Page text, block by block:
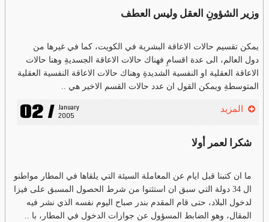
وزير الشؤونِِ العقل وليس العطف
يمكن تقسيم حالات الاعاقة البشرية في الكويت، كما في غيرها من
دول العالم، الى عدة اقسامِ فهناك حالات الاعاقة الجسديةِ وهنا حالات
الاعاقة العقلية او النفسية الشديدةِ وهناك حالات الاعاقة النفسية العقلية
المتوسطةِ ويمكن القول ان عدد حالات القسم الاخير هي ..
02 / January
2005
المزيد
شكرا لعمر أولا
ما ان كتبنا قبل ايام عن المعاملة السيئة التي يلقاها في المطار مواطنو
ال 34 دولة التي سبق ان استثنوا من شرط الحصول المسبق على فيزا
لدخول البلاد، حتى قام المقدم بندر صباح اليوم نفسه الذي نشر فيه
المقال، وهو الضابط المسؤول عن جوازات الدخول في المطار، با ..